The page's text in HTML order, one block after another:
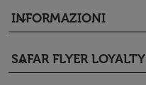
INFORMAZIONI
keyboard_arrow_down
SAFAR FLYER LOYALTY
keyboard_arrow_down